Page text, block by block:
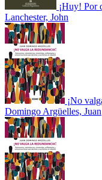
¡Huy! Por
Lanchester, John
¡No
Domingo Argüelles, Juan